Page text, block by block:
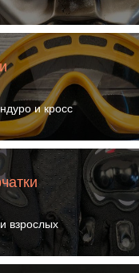
и кросс
взрослых